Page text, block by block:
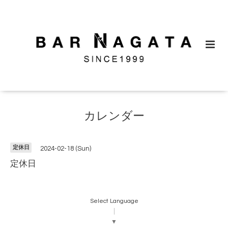
カレンダー
定休日 2024-02-18 (Sun)
定休日
Select Language
▼